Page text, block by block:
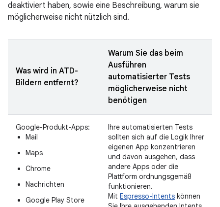
deaktiviert haben, sowie eine Beschreibung, warum sie
möglicherweise nicht nützlich sind.
Was wird in ATD-
Bildern entfernt?
Warum Sie das beim
Ausführen
automatisierter Tests
möglicherweise nicht
benötigen
Google-Produkt-Apps:
Mail
Maps
Chrome
Nachrichten
Google Play Store
Ihre automatisierten Tests
sollten sich auf die Logik Ihrer
eigenen App konzentrieren
und davon ausgehen, dass
andere Apps oder die
Plattform ordnungsgemäß
funktionieren.
Mit Espresso-Intents können